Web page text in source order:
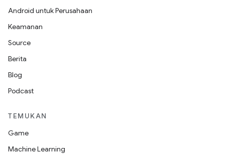
Android untuk Perusahaan
Keamanan
Source
Berita
Blog
Podcast
TEMUKAN
Game
Machine Learning